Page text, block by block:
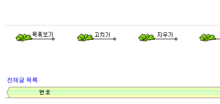
전체글 목록